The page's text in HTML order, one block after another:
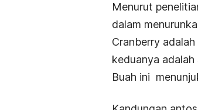
Menurut
dalam
Cranberry adalah
keduanya
Buah ini